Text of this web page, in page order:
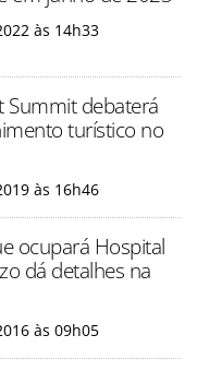
às 14h33
Summit debaterá
turístico no
às 16h46
ocupará Hospital
dá detalhes na
às 09h05